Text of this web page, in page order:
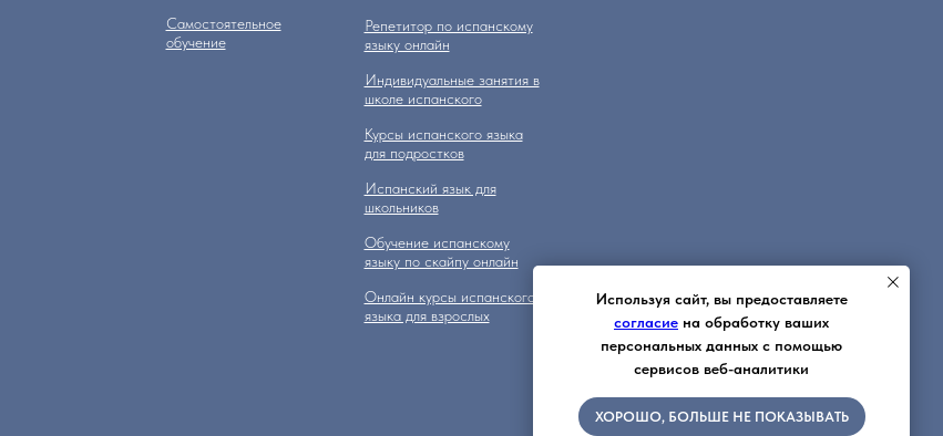
Используя сайт, вы предоставляете
согласие на обработку ваших
персональных данных с помощью
сервисов веб-аналитики
ХОРОШО, БОЛЬШЕ НЕ ПОКАЗЫВАТЬ
Самостоятельное
обучение
Репетитор по испанскому
языку онлайн
Индивидуальные занятия в
школе испанского
Курсы испанского языка
для подростков
Испанский язык для
школьников
Обучение испанскому
языку по скайпу онлайн
Онлайн курсы испанского
языка для взрослых